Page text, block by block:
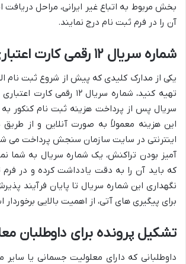
بخش مربوط به اتباع غیر ایرانی، مراحل دریافت
آن را در فرم ثبت نام درج نمایند.
شماره سریال ۱۲ رقمی کارت اعتباری ثبت نام
یکی از مدارک کلیدی که پیش از شروع ثبت نام
تهیه کنید، شماره سریال ۱۲
سریال پس از پرداخت هزینه ثبت نام کنکور
این هزینه معمولاً به صورت آنلاین و از
اینترنتی در سایت سازمان سنجش پرداخت می
آمیز بودن تراکنش، یک شماره سریال به شما
که باید آن را به دقت یادداشت کرده و در فرم
نگهداری این شماره سریال تا پایان فرآیند
برای پیگیری های آتی، از اهمیت بالایی
تشکیل پرونده برای داوطلبان
داوطلبانی که دارای معلولیت جسمانی یا سایر